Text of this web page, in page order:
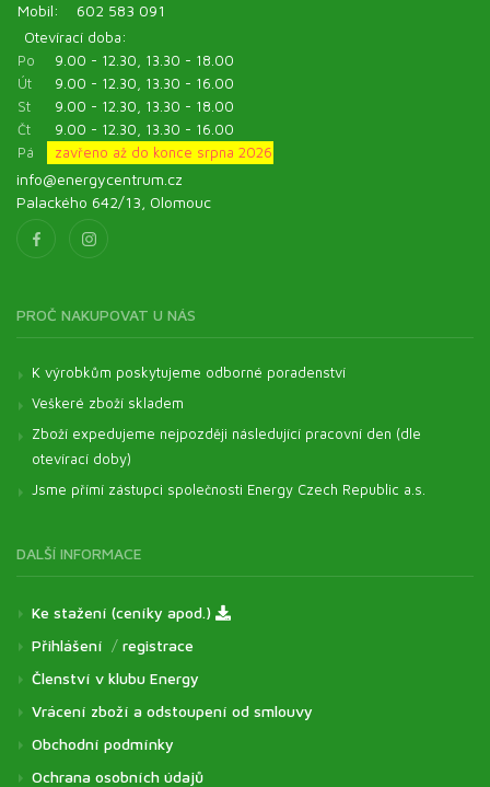
Mobil:
602 583 091
Otevírací doba:
Po
9.00 - 12.30, 13.30 - 18.00
Út
9.00 - 12.30, 13.30 - 16.00
St
9.00 - 12.30, 13.30 - 18.00
Čt
9.00 - 12.30, 13.30 - 16.00
Pá
zavřeno až do konce srpna 2026
info@energycentrum.cz
Palackého 642/13, Olomouc
PROČ NAKUPOVAT U NÁS
K výrobkům poskytujeme odborné poradenství
Veškeré zboží skladem
Zboží expedujeme nejpozději následující pracovní den (dle
otevírací doby)
Jsme přímí zástupci společnosti Energy Czech Republic a.s.
DALŠÍ INFORMACE
Ke stažení (ceníky apod.)
Přihlášení / registrace
Členství v klubu Energy
Vrácení zboží a odstoupení od smlouvy
Obchodní podmínky
Ochrana osobních údajů